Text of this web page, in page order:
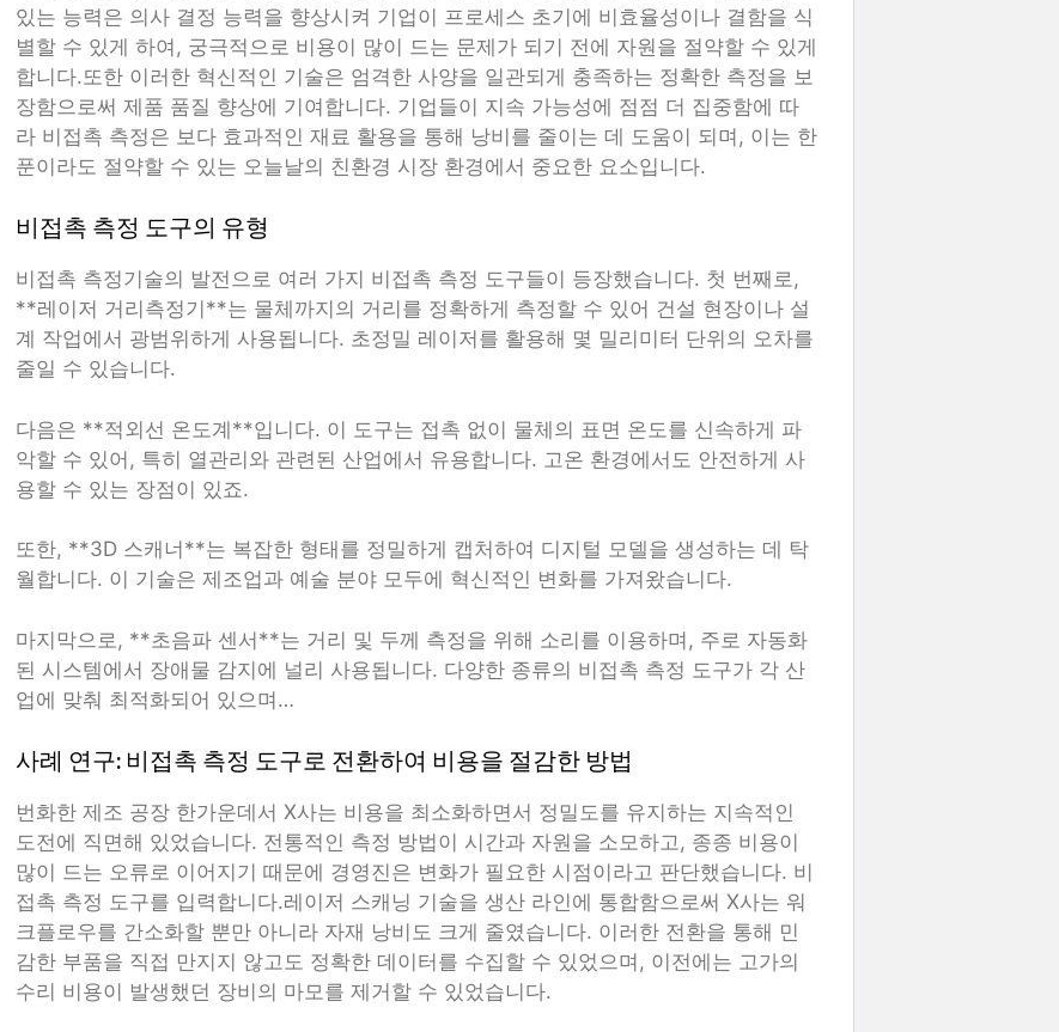
있는 능력은 의사 결정 능력을 향상시켜 기업이 프로세스 초기에 비효율성이나 결함을 식
별할 수 있게 하여, 궁극적으로 비용이 많이 드는 문제가 되기 전에 자원을 절약할 수 있게
합니다.또한 이러한 혁신적인 기술은 엄격한 사양을 일관되게 충족하는 정확한 측정을 보
장함으로써 제품 품질 향상에 기여합니다. 기업들이 지속 가능성에 점점 더 집중함에 따
라 비접촉 측정은 보다 효과적인 재료 활용을 통해 낭비를 줄이는 데 도움이 되며, 이는 한
푼이라도 절약할 수 있는 오늘날의 친환경 시장 환경에서 중요한 요소입니다.
비접촉 측정 도구의 유형
비접촉 측정기술의 발전으로 여러 가지 비접촉 측정 도구들이 등장했습니다. 첫 번째로,
**레이저 거리측정기**는 물체까지의 거리를 정확하게 측정할 수 있어 건설 현장이나 설
계 작업에서 광범위하게 사용됩니다. 초정밀 레이저를 활용해 몇 밀리미터 단위의 오차를
줄일 수 있습니다.
다음은 **적외선 온도계**입니다. 이 도구는 접촉 없이 물체의 표면 온도를 신속하게 파
악할 수 있어, 특히 열관리와 관련된 산업에서 유용합니다. 고온 환경에서도 안전하게 사
용할 수 있는 장점이 있죠.
또한, **3D 스캐너**는 복잡한 형태를 정밀하게 캡처하여 디지털 모델을 생성하는 데 탁
월합니다. 이 기술은 제조업과 예술 분야 모두에 혁신적인 변화를 가져왔습니다.
마지막으로, **초음파 센서**는 거리 및 두께 측정을 위해 소리를 이용하며, 주로 자동화
된 시스템에서 장애물 감지에 널리 사용됩니다. 다양한 종류의 비접촉 측정 도구가 각 산
업에 맞춰 최적화되어 있으며…
사례 연구: 비접촉 측정 도구로 전환하여 비용을 절감한 방법
번화한 제조 공장 한가운데서 X사는 비용을 최소화하면서 정밀도를 유지하는 지속적인
도전에 직면해 있었습니다. 전통적인 측정 방법이 시간과 자원을 소모하고, 종종 비용이
많이 드는 오류로 이어지기 때문에 경영진은 변화가 필요한 시점이라고 판단했습니다. 비
접촉 측정 도구를 입력합니다.레이저 스캐닝 기술을 생산 라인에 통합함으로써 X사는 워
크플로우를 간소화할 뿐만 아니라 자재 낭비도 크게 줄였습니다. 이러한 전환을 통해 민
감한 부품을 직접 만지지 않고도 정확한 데이터를 수집할 수 있었으며, 이전에는 고가의
수리 비용이 발생했던 장비의 마모를 제거할 수 있었습니다.